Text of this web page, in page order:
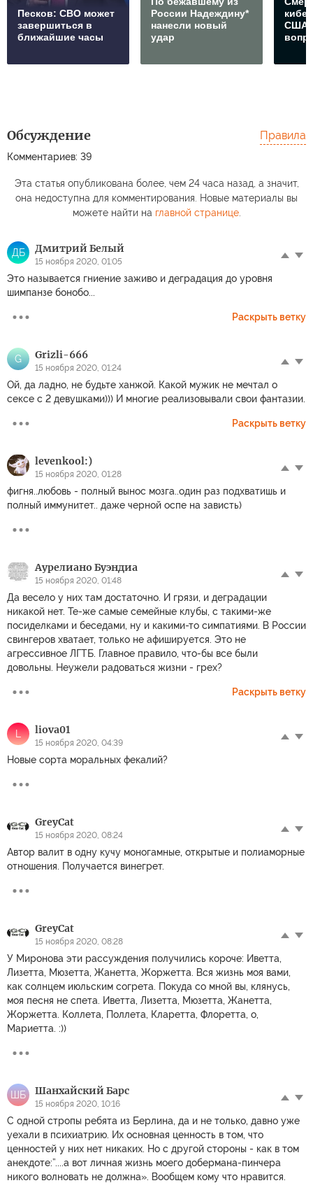
Песков: СВО может
завершиться в
ближайшие часы
России Надеждину*
нанесли новый
удар
США
Обсуждение
Комментариев: 39
Правила
Эта статья опубликована более, чем 24 часа назад, а значит,
она недоступна для комментирования. Новые материалы вы
можете найти на главной странице.
ДБ Дмитрий Белый
15 ноября 2020, 01:05
Это называется гниение заживо и деградация до уровня
шимпанзе бонобо...
Раскрыть ветку
G Grizli-666
15 ноября 2020, 01:24
Ой, да ладно, не будьте ханжой. Какой мужик не мечтал о
сексе с 2 девушками))) И многие реализовывали свои фантазии.
Раскрыть ветку
levenkool:)
15 ноября 2020, 01:28
фигня..любовь - полный вынос мозга..один раз подхватишь и
полный иммунитет.. даже черной оспе на зависть)
Аурелиано Буэндиа
15 ноября 2020, 01:48
Да весело у них там достаточно. И грязи, и деградации
никакой нет. Те-же самые семейные клубы, с такими-же
посиделками и беседами, ну и какими-то симпатиями. В России
свингеров хватает, только не афишируется. Это не
агрессивное ЛГТБ. Главное правило, что-бы все были
довольны. Неужели радоваться жизни - грех?
Раскрыть ветку
L liova01
15 ноября 2020, 04:39
Новые сорта моральных фекалий?
GreyCat
15 ноября 2020, 08:24
Автор валит в одну кучу моногамные, открытые и полиаморные
отношения. Получается винегрет.
GreyCat
15 ноября 2020, 08:28
У Миронова эти рассуждения получились короче: Иветта,
Лизетта, Мюзетта, Жанетта, Жоpжетта. Вся жизнь моя вами,
как солнцем июльским согpета. Покуда со мной вы, клянусь,
моя песня не спета. Иветта, Лизетта, Мюзетта, Жанетта,
Жоpжетта. Коллета, Поллета, Кларетта, Флоретта, о,
Мариетта. :))
ШБ Шанхайский Барс
15 ноября 2020, 10:16
С одной стропы ребята из Берлина, да и не только, давно уже
уехали в психиатрию. Их основная ценность в том, что
ценностей у них нет никаких. Но с другой стороны - как в том
анекдоте:”....а вот личная жизнь моего добермана-пинчера
никого волновать не должна». Вообщем кому что нравится.